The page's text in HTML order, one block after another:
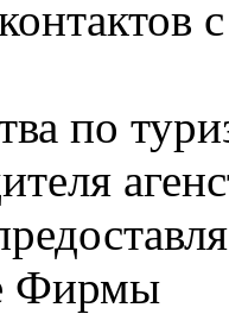
по
Фирмы